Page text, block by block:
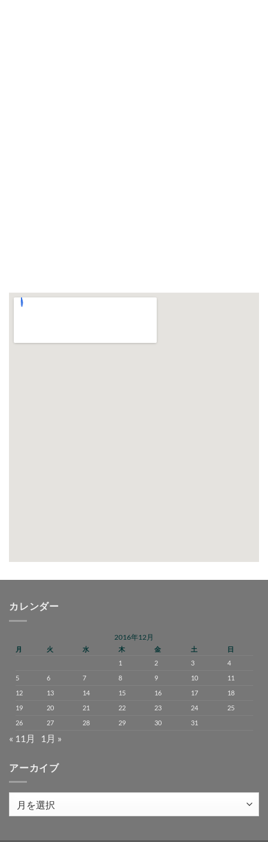
カレンダー
2016年12月
月 火 水 木 金 土
日
1
2 3
4
5
6 7 8 9 10
11
12
13 14 15 16 17
18
19
20 21 22 23 24
25
26
27 28 29 30 31
« 11月 1月 »
アーカイブ